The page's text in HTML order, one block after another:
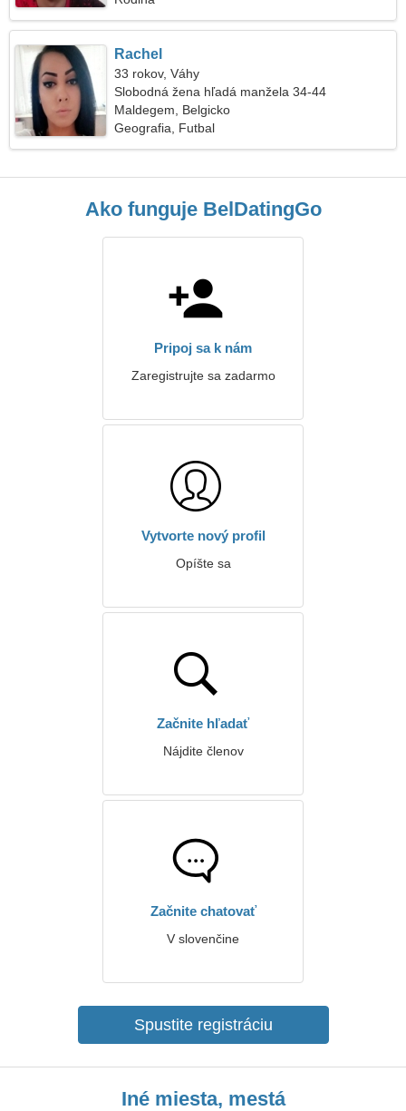
Rachel
33 rokov, Váhy
Slobodná žena hľadá manžela 34-44
Maldegem, Belgicko
Geografia, Futbal
Ako funguje BelDatingGo
Pripoj sa k nám
Zaregistrujte sa zadarmo
Vytvorte nový profil
Opíšte sa
Začnite hľadať
Nájdite členov
Začnite chatovať
V slovenčine
Spustite registráciu
Iné miesta, mestá